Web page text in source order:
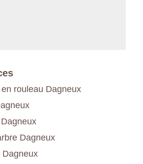
rouleau Dagneux
Dagneux
Dagneux